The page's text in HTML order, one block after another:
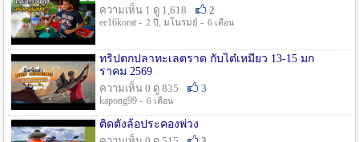
ความเห็น 1 ดู 1,618
2
ee16korat - 2 ปี , มโนรมย์ - 6 เดือน
ทริปตกปลาทะเลตราด กับไต๋เหมี่ยว 13-15 มก
ราคม 2569
ความเห็น 0 ดู 835
3
kapong99 - 6 เดือน
ติดตั้งล้อประคองพ่วง